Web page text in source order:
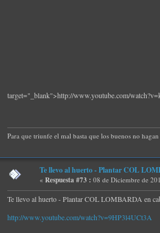
target="_blank">http://www.youtube.com/
Para que triunfe el mal basta que los buenos no
Te llevo al huerto - Plantar COL
« Respuesta #73 : 08 de Diciembre de
Te llevo al huerto - Plantar COL LOMBARDA en
http://www.youtube.com/watch?v=9HP3l4UCt3A